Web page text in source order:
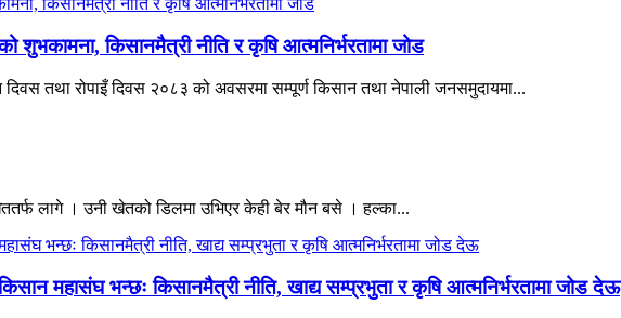
शुभकामना, किसानमैत्री नीति र कृषि आत्मनिर्भरतामा जोड
तथा रोपाइँ दिवस २०८३ को अवसरमा सम्पूर्ण किसान तथा नेपाली जनसमुदायमा...
लागे । उनी खेतको डिलमा उभिएर केही बेर मौन बसे । हल्का...
महासंघ भन्छः किसानमैत्री नीति, खाद्य सम्प्रभुता र कृषि आत्मनिर्भरतामा जोड देऊ